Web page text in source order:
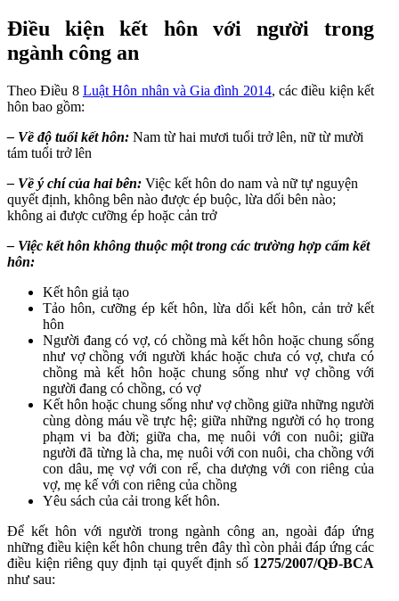
Điều kiện kết hôn với người trong
ngành công an
Theo Điều 8 Luật Hôn nhân và Gia đình 2014, các điều kiện kết
hôn bao gồm:
– Về độ tuổi kết hôn: Nam từ hai mươi tuổi trở lên, nữ từ mười
tám tuổi trở lên
– Về ý chí của hai bên: Việc kết hôn do nam và nữ tự nguyện
quyết định, không bên nào được ép buộc, lừa dối bên nào;
không ai được cưỡng ép hoặc cản trở
– Việc kết hôn không thuộc một trong các trường hợp cấm kết
hôn:
Kết hôn giả tạo
Tảo hôn, cưỡng ép kết hôn, lừa dối kết hôn, cản trở kết
hôn
Người đang có vợ, có chồng mà kết hôn hoặc chung sống
như vợ chồng với người khác hoặc chưa có vợ, chưa có
chồng mà kết hôn hoặc chung sống như vợ chồng với
người đang có chồng, có vợ
Kết hôn hoặc chung sống như vợ chồng giữa những người
cùng dòng máu về trực hệ; giữa những người có họ trong
phạm vi ba đời; giữa cha, mẹ nuôi với con nuôi; giữa
người đã từng là cha, mẹ nuôi với con nuôi, cha chồng với
con dâu, mẹ vợ với con rể, cha dượng với con riêng của
vợ, mẹ kế với con riêng của chồng
Yêu sách của cải trong kết hôn.
Để kết hôn với người trong ngành công an, ngoài đáp ứng
những điều kiện kết hôn chung trên đây thì còn phải đáp ứng các
điều kiện riêng quy định tại quyết định số 1275/2007/QĐ-BCA
như sau: